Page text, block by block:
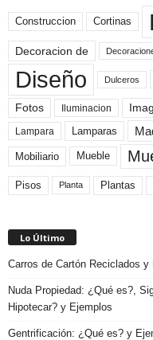
Construccion Cortinas
Decoracion de
Diseño Dulceros
Fotos Iluminacion
Lampara Lamparas
Mobiliario Mueble
Pisos Planta Plantas
Lo Último
Carros de Cartón Reciclados
Nuda Propiedad: ¿Qué es?,
Hipotecar? y Ejemplos
Gentrificación: ¿Qué es? y